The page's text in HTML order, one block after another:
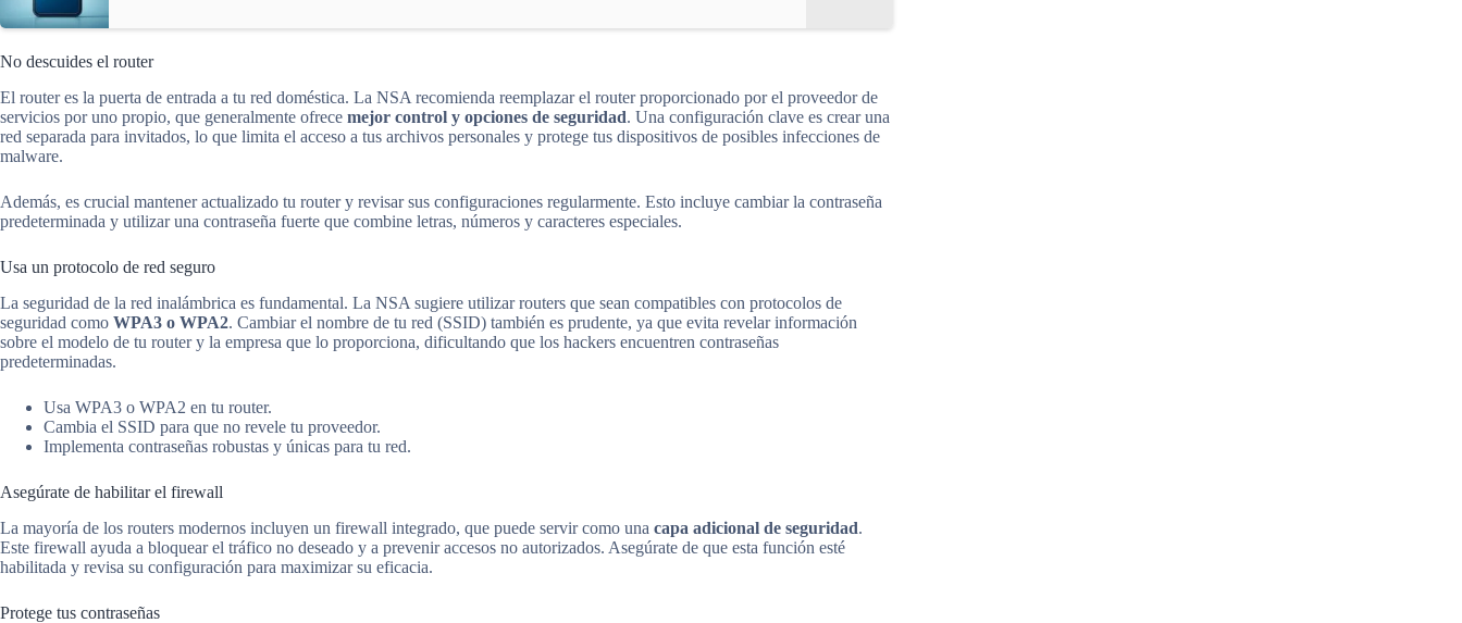
No descuides el router
El router es la puerta de entrada a tu red doméstica. La NSA recomienda reemplazar el router proporcionado por el proveedor de
servicios por uno propio, que generalmente ofrece mejor control y opciones de seguridad. Una configuración clave es crear una
red separada para invitados, lo que limita el acceso a tus archivos personales y protege tus dispositivos de posibles infecciones de
malware.
Además, es crucial mantener actualizado tu router y revisar sus configuraciones regularmente. Esto incluye cambiar la contraseña
predeterminada y utilizar una contraseña fuerte que combine letras, números y caracteres especiales.
Usa un protocolo de red seguro
La seguridad de la red inalámbrica es fundamental. La NSA sugiere utilizar routers que sean compatibles con protocolos de
seguridad como WPA3 o WPA2. Cambiar el nombre de tu red (SSID) también es prudente, ya que evita revelar información
sobre el modelo de tu router y la empresa que lo proporciona, dificultando que los hackers encuentren contraseñas
predeterminadas.
Usa WPA3 o WPA2 en tu router.
Cambia el SSID para que no revele tu proveedor.
Implementa contraseñas robustas y únicas para tu red.
Asegúrate de habilitar el firewall
La mayoría de los routers modernos incluyen un firewall integrado, que puede servir como una capa adicional de seguridad.
Este firewall ayuda a bloquear el tráfico no deseado y a prevenir accesos no autorizados. Asegúrate de que esta función esté
habilitada y revisa su configuración para maximizar su eficacia.
Protege tus contraseñas